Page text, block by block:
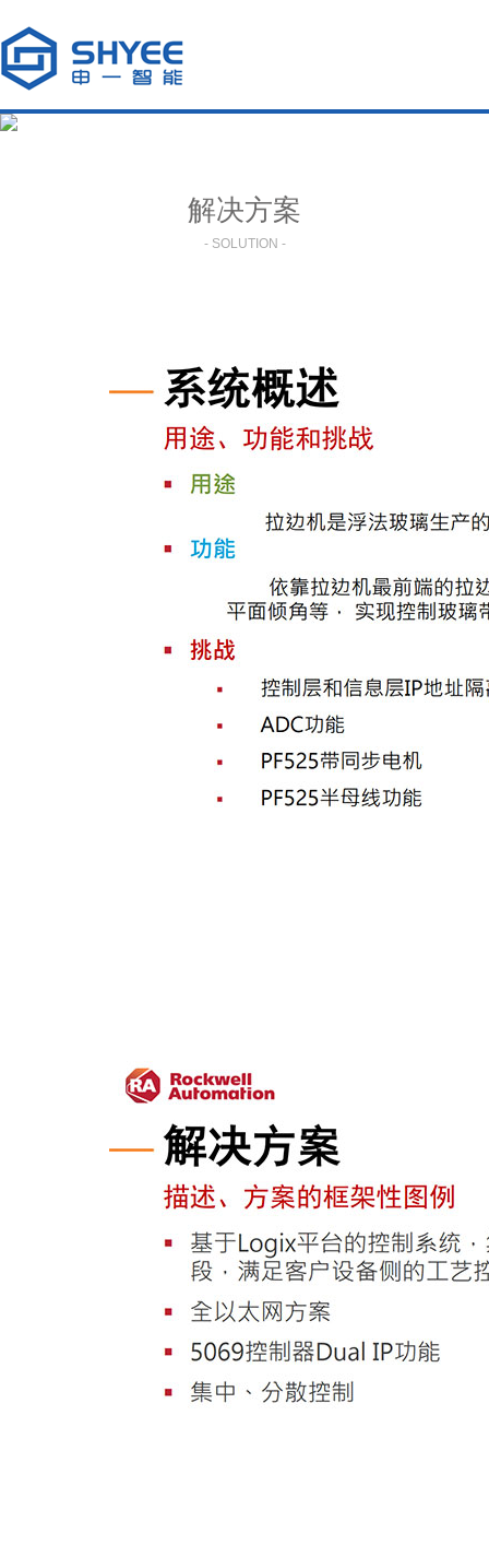
解决方案
- SOLUTION -